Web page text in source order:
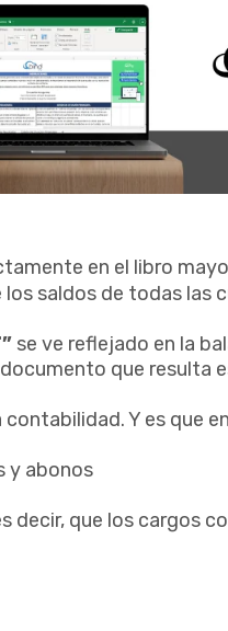
en el libro
saldos de todas las
se ve reflejado en la
que resulta
Y es que
y abonos
decir, que los cargos